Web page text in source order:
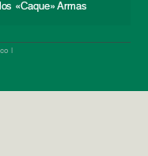
«Caque» Armas
|